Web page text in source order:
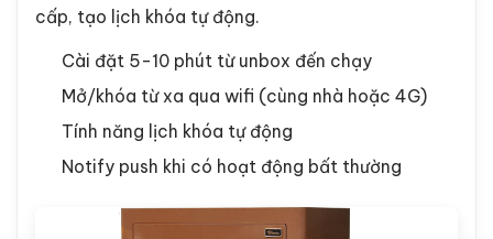
cấp, tạo lịch khóa tự động.
Cài đặt 5-10 phút từ unbox đến chạy
Mở/khóa từ xa qua wifi (cùng nhà hoặc 4G)
Tính năng lịch khóa tự động
Notify push khi có hoạt động bất thường